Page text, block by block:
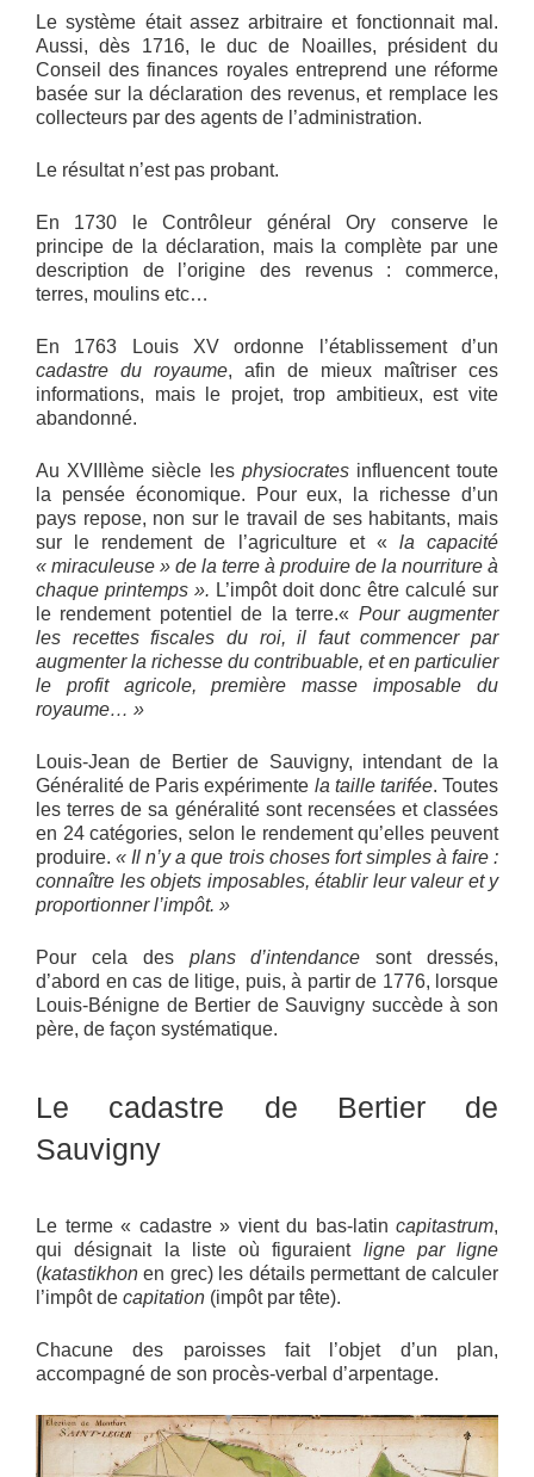
Le système était assez arbitraire et fonctionnait mal.
Aussi, dès 1716, le duc de Noailles, président du
Conseil des finances royales entreprend une réforme
basée sur la déclaration des revenus, et remplace les
collecteurs par des agents de l’administration.
Le résultat n’est pas probant.
En 1730 le Contrôleur général Ory conserve le
principe de la déclaration, mais la complète par une
description de l’origine des revenus : commerce,
terres, moulins etc…
En 1763 Louis XV ordonne l’établissement d’un
cadastre du royaume, afin de mieux maîtriser ces
informations, mais le projet, trop ambitieux, est vite
abandonné.
Au XVIIIème siècle les physiocratesinfluencent toute
la pensée économique. Pour eux, la richesse d’un
pays repose, non sur le travail de ses habitants, mais
sur le rendement de l’agriculture et « la capacité
« miraculeuse » de la terre à produire de la nourriture à
chaque printemps ». L’impôt doit donc être calculé sur
le rendement potentiel de la terre.« Pour augmenter
les recettes fiscales du roi, il faut commencer par
augmenter la richesse du contribuable, et en particulier
le profit agricole, première masse imposable du
royaume… »
Louis-Jean de Bertier de Sauvigny, intendant de la
Généralité de Paris expérimente la taille tarifée. Toutes
les terres de sa généralité sont recensées et classées
en 24 catégories, selon le rendement qu’elles peuvent
produire.« Il n’y a que trois choses fort simples à faire :
connaître les objets imposables, établir leur valeur et y
proportionner l’impôt. »
Pour cela des plans d’intendancesont dressés,
d’abord en cas de litige, puis, à partir de 1776, lorsque
Louis-Bénigne de Bertier de Sauvigny succède à son
père, de façon systématique.
Le cadastre de Bertier de
Sauvigny
Le terme « cadastre » vient du bas-latin capitastrum,
qui désignait la liste où figuraient ligne par ligne
(katastikhon en grec) les détails permettant de calculer
l’impôt de capitation (impôt par tête).
Chacune des paroisses fait l’objet d’un plan,
accompagné de son procès-verbal d’arpentage.